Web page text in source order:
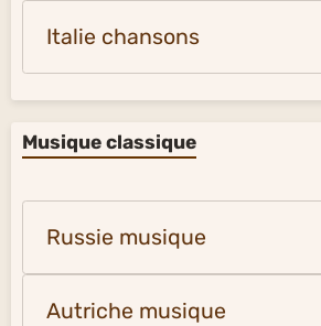
Italie chansons
Musique classique
Russie musique
Autriche musique